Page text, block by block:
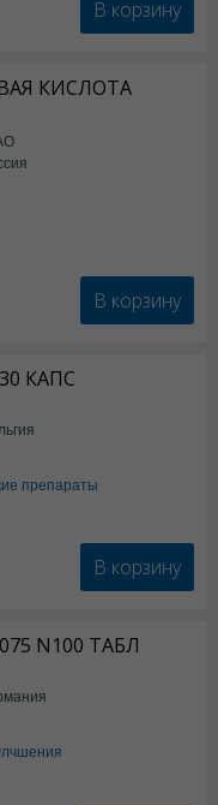
В корзину
КИСЛОТА
В корзину
КАПС
препараты
В корзину
N100 ТАБЛ